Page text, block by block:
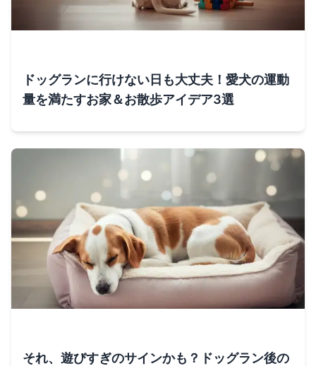
ドッグランに行けない日も大丈夫！愛犬の運動
量を満たすお家＆お散歩アイデア3選
それ、遊びすぎのサインかも？ドッグラン後の